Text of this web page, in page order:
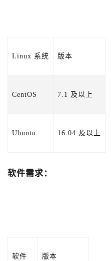
Linux 系统 版本
CentOS 7.1 及以上
Ubuntu 16.04 及以上
软件需求：
软件 版本